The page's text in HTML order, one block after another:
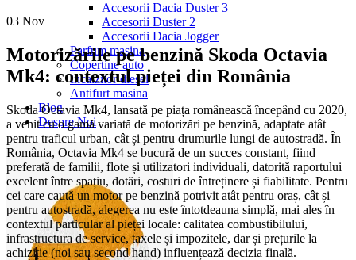
Accesorii Dacia Duster 3
Accesorii Duster 2
Accesorii Dacia Jogger
Parfum masina
Copertine auto
Incalzitor diesel
Antifurt masina
Blog
Despre Noi
03 Nov
Motorizările pe benzină Skoda Octavia
Mk4: contextul pieței din România
Skoda Octavia Mk4, lansată pe piața românească începând cu 2020,
a venit cu o gamă variată de motorizări pe benzină, adaptate atât
pentru traficul urban, cât și pentru drumurile lungi de autostradă. În
România, Octavia Mk4 se bucură de un succes constant, fiind
preferată de familii, flote și utilizatori individuali, datorită raportului
excelent între spațiu, dotări, costuri de întreținere și fiabilitate. Pentru
cei care caută un motor pe benzină potrivit atât pentru oraș, cât și
pentru autostradă, alegerea nu este întotdeauna simplă, mai ales în
contextul particular al pieței locale: calitatea combustibilului,
infrastructura de service, taxele și impozitele, dar și prețurile la
achiziție (noi sau second hand) influențează decizia finală.